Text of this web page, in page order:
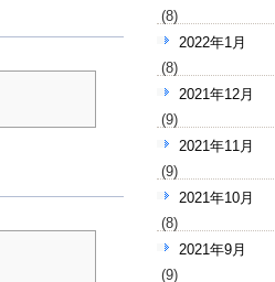
(8)
2022年1月
(8)
2021年12月
(9)
2021年11月
(9)
2021年10月
(8)
2021年9月
(9)